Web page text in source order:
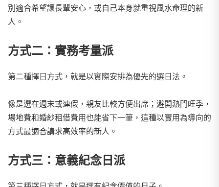
別適合希望讓長輩安心，或自己本身就重視風水命理的新
人。
方式二：實務考量派
第二種擇日方式，就是以實際安排為優先的選日法。
像是選在週末或連假，親友比較方便出席；避開熱門旺季，
場地費和婚紗租借費用也能省下一筆，這種以實用為導向的
方式最適合講求高效率的新人。
方式三：意義紀念日派